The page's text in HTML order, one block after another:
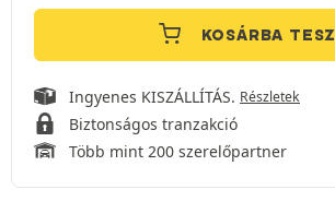
KOSÁRBA TESZ
Ingyenes KISZÁLLÍTÁS. Részletek
Biztonságos tranzakció
Több mint 200 szerelőpartner